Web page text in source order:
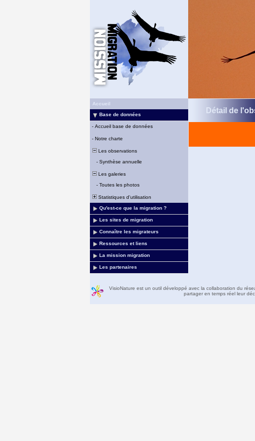
Accueil
Base de données
- Accueil base de données
- Notre charte
Les observations
- Synthèse annuelle
Les galeries
- Toutes les photos
Statistiques d'utilisation
Qu'est-ce que la migration ?
Les sites de migration
Connaître les migrateurs
Ressources et liens
La mission migration
Les partenaires
Détail de
VisioNature est un outil développé avec la collaboration du
partager en temps réel leur